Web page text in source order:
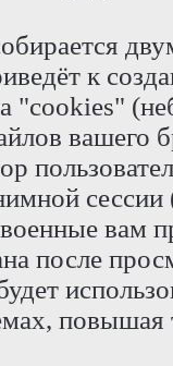
к
"cookies"
вашего
вам
после
повышая